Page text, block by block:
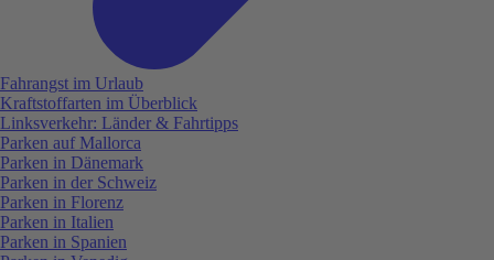
Fahrangst im Urlaub
Kraftstoffarten im Überblick
Linksverkehr: Länder & Fahrtipps
Parken auf Mallorca
Parken in Dänemark
Parken in der Schweiz
Parken in Florenz
Parken in Italien
Parken in Spanien